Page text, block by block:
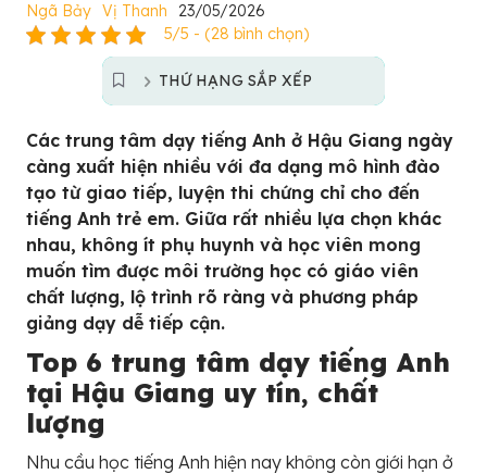
Ngã Bảy Vị Thanh
23/05/2026
5/5 - (28 bình chọn)
THỨ HẠNG SẮP XẾP
Các trung tâm dạy tiếng Anh ở Hậu Giang ngày
càng xuất hiện nhiều với đa dạng mô hình đào
tạo từ giao tiếp, luyện thi chứng chỉ cho đến
tiếng Anh trẻ em. Giữa rất nhiều lựa chọn khác
nhau, không ít phụ huynh và học viên mong
muốn tìm được môi trường học có giáo viên
chất lượng, lộ trình rõ ràng và phương pháp
giảng dạy dễ tiếp cận.
Top 6 trung tâm dạy tiếng Anh
tại Hậu Giang uy tín, chất
lượng
Nhu cầu học tiếng Anh hiện nay không còn giới hạn ở